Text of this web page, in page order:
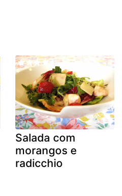
Salada com
morangos e
radicchio